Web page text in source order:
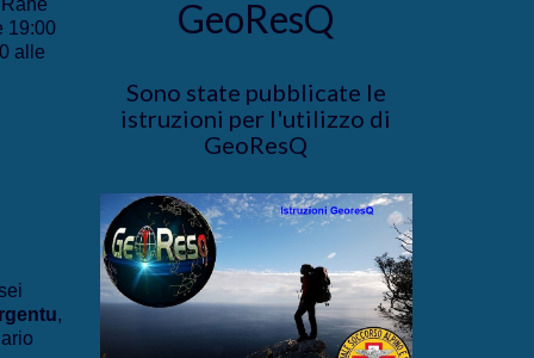
19:00
alle
,
GeoResQ
Sono state pubblicate le
istruzioni per l'utilizzo di
GeoResQ